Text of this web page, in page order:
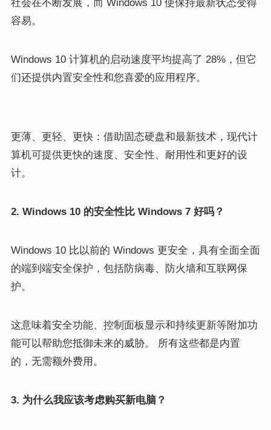
社会在不断发展，而 Windows 10 使保持最新状态变得
容易。
Windows 10 计算机的启动速度平均提高了 28%，但它
们还提供内置安全性和您喜爱的应用程序。
更薄、更轻、更快：借助固态硬盘和最新技术，现代计
算机可提供更快的速度、安全性、耐用性和更好的设
计。
2. Windows 10 的安全性比 Windows 7 好吗？
Windows 10 比以前的 Windows 更安全，具有全面全面
的端到端安全保护，包括防病毒、防火墙和互联网保
护。
这意味着安全功能、控制面板显示和持续更新等附加功
能可以帮助您抵御未来的威胁。 所有这些都是内置
的，无需额外费用。
3. 为什么我应该考虑购买新电脑？